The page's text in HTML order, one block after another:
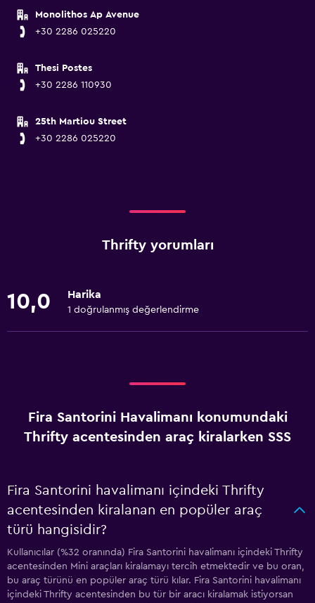
Monolithos Ap Avenue
+30 2286 025220
Thesi Postes
+30 2286 110930
25th Martiou Street
+30 2286 025220
Thrifty yorumları
10,0 Harika
1 doğrulanmış değerlendirme
Fira Santorini Havalimanı konumundaki
Thrifty acentesinden araç kiralarken SSS
Fira Santorini havalimanı içindeki Thrifty
acentesinden kiralanan en popüler araç
türü hangisidir?
Kullanıcılar (%32 oranında) Fira Santorini havalimanı içindeki Thrifty
acentesinden Mini araçları kiralamayı tercih etmektedir ve bu oran,
bu araç türünü en popüler araç türü kılar. Fira Santorini havalimanı
içindeki Thrifty acentesinden bu tür bir aracı kiralamak istiyorsan